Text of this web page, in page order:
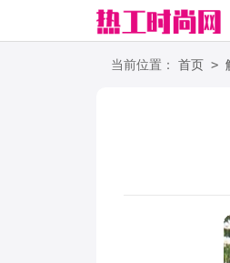
当前位置： 首页 >